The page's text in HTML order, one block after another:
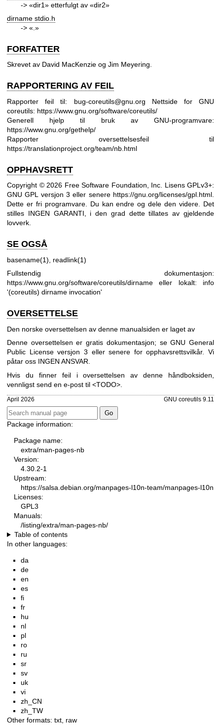
-> «dir1» etterfulgt av «dir2»
dirname stdio.h
-> «.»
FORFATTER
Skrevet av David MacKenzie og Jim Meyering.
RAPPORTERING AV FEIL
Rapporter feil til: bug-coreutils@gnu.org Nettside for GNU
coreutils: https://www.gnu.org/software/coreutils/
Generell hjelp til bruk av GNU-programvare:
https://www.gnu.org/gethelp/
Rapporter oversettelsesfeil til
https://translationproject.org/team/nb.html
OPPHAVSRETT
Copyright © 2026 Free Software Foundation, Inc. Lisens GPLv3+:
GNU GPL versjon 3 eller senere https://gnu.org/licenses/gpl.html.
Dette er fri programvare. Du kan endre og dele den videre. Det
stilles INGEN GARANTI, i den grad dette tillates av gjeldende
lovverk.
SE OGSÅ
basename(1)
readlink(1)
Fullstendig dokumentasjon:
https://www.gnu.org/software/coreutils/dirname
eller lokalt: info
'(coreutils) dirname invocation'
OVERSETTELSE
Den norske oversettelsen av denne manualsiden er laget av
Denne oversettelsen er gratis dokumentasjon; seGNU General
Public License versjon 3 eller senere for opphavsrettsvilkår. Vi
påtar oss INGEN ANSVAR.
Hvis du finner feil i oversettelsen av denne håndboksiden,
vennligst send en e-post til <TODO>.
April 2026 GNU coreutils 9.11
Package information:
Package name:
extra/man-pages-nb
Version:
4.30.2-1
Upstream:
https://salsa.debian.org/manpages-l10n-team/manpages-l10n
Licenses:
GPL3
Manuals:
/listing/extra/man-pages-nb/
Table of contents
In other languages:
da
de
en
es
fi
fr
hu
nl
pl
ro
ru
sr
sv
uk
vi
zh_CN
zh_TW
Other formats: txt raw